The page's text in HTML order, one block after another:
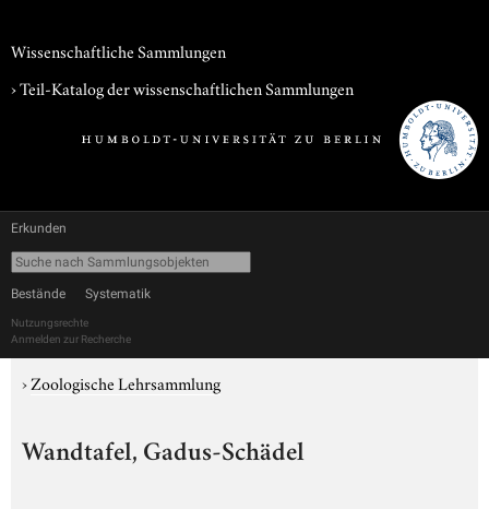
Wissenschaftliche Sammlungen
› Teil-Katalog der wissenschaftlichen Sammlungen
Erkunden
Bestände Systematik
Nutzungsrechte
Anmelden zur Recherche
›Zoologische Lehrsammlung
Wandtafel, Gadus-Schädel